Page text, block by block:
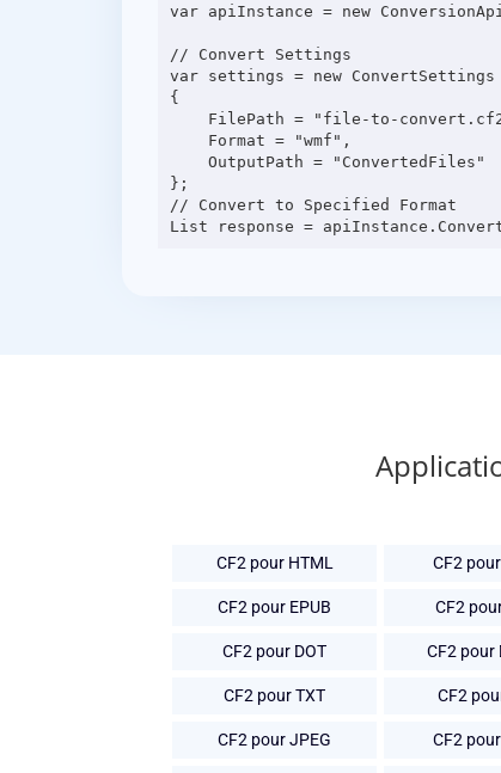
var apiInstance = new
// Convert Settings
var settings = new ConvertSettings
{
};
// Convert to Specified Format
CF2 pour HTML CF2
CF2 pour EPUB CF2
CF2 pour DOT CF2 pour
CF2 pour TXT CF2
CF2 pour JPEG CF2